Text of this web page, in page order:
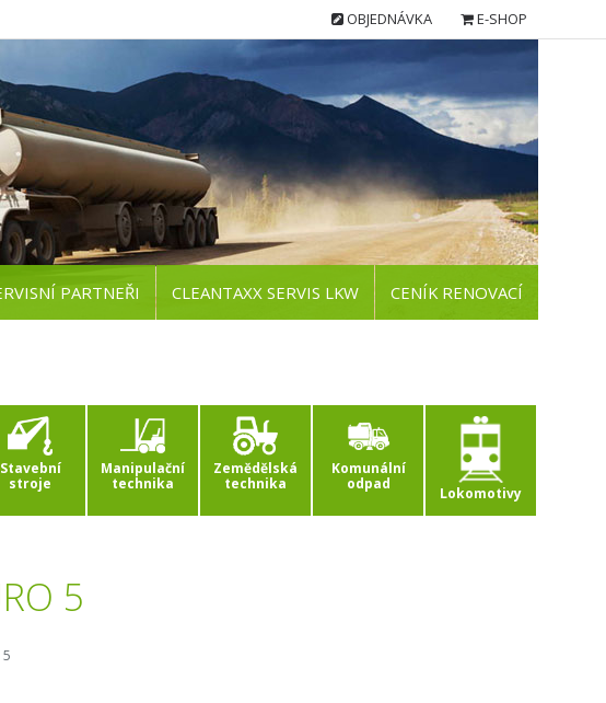
OBJEDNÁVKA E-SHOP
Stavební
stroje
Manipulační
technika
Zemědělská
technika
Komunální
odpad
Lokomotivy
5
PARTNEŘI CLEANTAXX SERVIS LKW CENÍK RENOVACÍ